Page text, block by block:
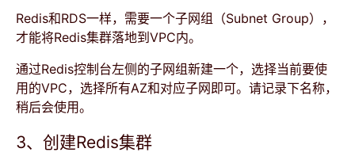
Redis和RDS一样，需要一个子网组（Subnet Group），
才能将Redis集群落地到VPC内。
通过Redis控制台左侧的子网组新建一个，选择当前要使
用的VPC，选择所有AZ和对应子网即可。请记录下名称，
稍后会使用。
3、创建Redis集群